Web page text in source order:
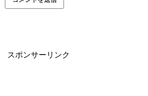
スポンサーリンク